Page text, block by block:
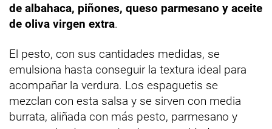
de albahaca, piñones, queso parmesano y aceite
de oliva virgen extra.
El pesto, con sus cantidades medidas, se
emulsiona hasta conseguir la textura ideal para
acompañar la verdura. Los espaguetis se
mezclan con esta salsa y se sirven con media
burrata, aliñada con más pesto, parmesano y